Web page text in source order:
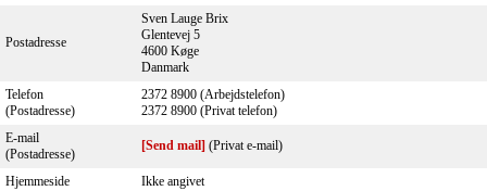
Postadresse
Sven Lauge Brix
Glentevej 5
4600 Køge
Danmark
Telefon
(Postadresse)
2372 8900 (Arbejdstelefon)
2372 8900 (Privat telefon)
E-mail
(Postadresse)
[Send mail] (Privat e-mail)
Hjemmeside
Ikke angivet